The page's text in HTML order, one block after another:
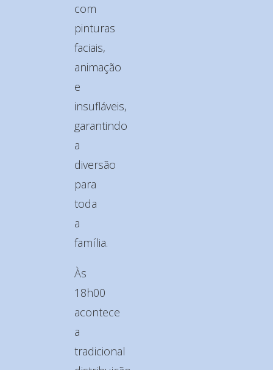
com
pinturas
faciais,
animação
e
insufláveis,
garantindo
a
diversão
para
toda
a
família.
Às
18h00
acontece
a
tradicional